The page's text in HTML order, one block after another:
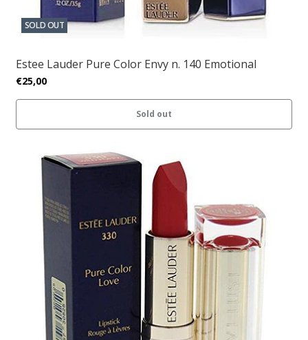
SOLD OUT
Estee Lauder Pure Color Envy n. 140 Emotional
€25,00
Sold out